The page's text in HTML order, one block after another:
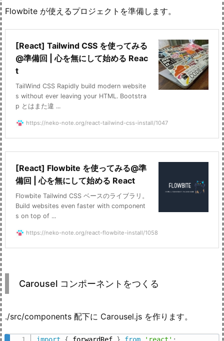
Flowbite が使えるプロジェクトを準備します。
[React] Tailwind CSS を使ってみる
@準備回 | 心を無にして始める Reac
t
TailWind CSS Rapidly build modern website
s without ever leaving your HTML. Bootstra
p とはまた違 ...
https://neko-note.org/react-tailwind-css-install/1047
[React] Flowbite を使ってみる@準
備回 | 心を無にして始める React
Flowbite Tailwind CSS ベースのライブラリ。
Build websites even faster with component
s on top of ...
https://neko-note.org/react-flowbite-install/1058
Carousel コンポーネントをつくる
./src/components 配下に Carousel.js を作ります。